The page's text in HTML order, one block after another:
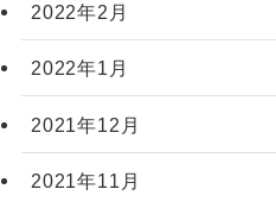
2022年2月
2022年1月
2021年12月
2021年11月